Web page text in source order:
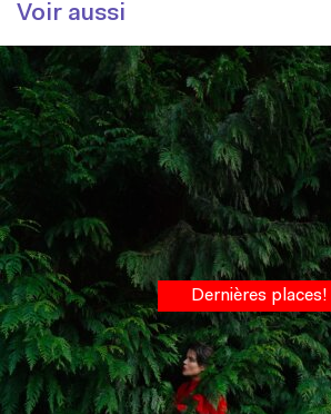
Voir aussi
Dernières places!